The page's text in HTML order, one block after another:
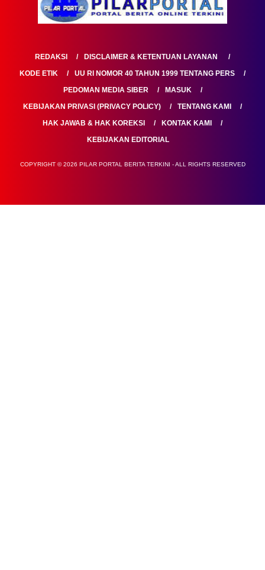
REDAKSI
DISCLAIMER & KETENTUAN LAYANAN
KODE ETIK
UU RI NOMOR 40 TAHUN 1999 TENTANG PERS
PEDOMAN MEDIA SIBER
MASUK
KEBIJAKAN PRIVASI (PRIVACY POLICY)
TENTANG KAMI
HAK JAWAB & HAK KOREKSI
KONTAK KAMI
KEBIJAKAN EDITORIAL
COPYRIGHT © 2026 PILAR PORTAL BERITA TERKINI - ALL RIGHTS RESERVED